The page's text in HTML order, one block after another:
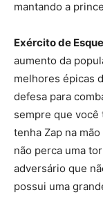
mantando a
Exército de
aumento da
melhores épicas
defesa para
sempre que
tenha Zap na
não perca uma
adversário que
possui uma